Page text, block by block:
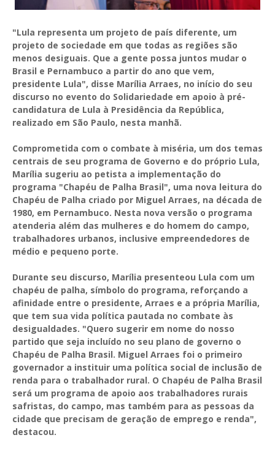
"Lula representa um projeto de país diferente, um
projeto de sociedade em que todas as regiões são
menos desiguais. Que a gente possa juntos mudar o
Brasil e Pernambuco a partir do ano que vem,
presidente Lula", disse Marília Arraes, no início do seu
discurso no evento do Solidariedade em apoio à pré-
candidatura de Lula à Presidência da República,
realizado em São Paulo, nesta manhã.
Comprometida com o combate à miséria, um dos temas
centrais de seu programa de Governo e do próprio Lula,
Marília sugeriu ao petista a implementação do
programa "Chapéu de Palha Brasil", uma nova leitura do
Chapéu de Palha criado por Miguel Arraes, na década de
1980, em Pernambuco. Nesta nova versão o programa
atenderia além das mulheres e do homem do campo,
trabalhadores urbanos, inclusive empreendedores de
médio e pequeno porte.
Durante seu discurso, Marília presenteou Lula com um
chapéu de palha, símbolo do programa, reforçando a
afinidade entre o presidente, Arraes e a própria Marília,
que tem sua vida política pautada no combate às
desigualdades. "Quero sugerir em nome do nosso
partido que seja incluído no seu plano de governo o
Chapéu de Palha Brasil. Miguel Arraes foi o primeiro
governador a instituir uma política social de inclusão de
renda para o trabalhador rural. O Chapéu de Palha Brasil
será um programa de apoio aos trabalhadores rurais
safristas, do campo, mas também para as pessoas da
cidade que precisam de geração de emprego e renda",
destacou.